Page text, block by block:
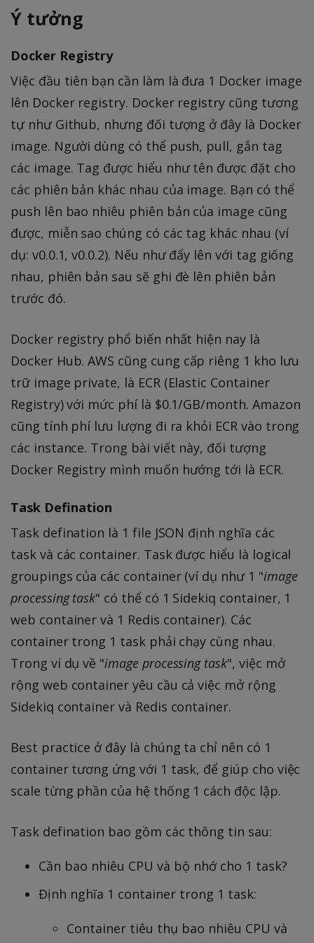
Ý tưởng
Docker Registry
Việc đầu tiên bạn cần làm là đưa 1 Docker image
lên Docker registry. Docker registry cũng tương
tự như Github, nhưng đối tượng ở đây là Docker
image. Người dùng có thể push, pull, gắn tag
các image. Tag được hiểu như tên được đặt cho
các phiên bản khác nhau của image. Bạn có thể
push lên bao nhiêu phiên bản của image cũng
được, miễn sao chúng có các tag khác nhau (ví
dụ: v0.0.1, v0.0.2). Nếu như đẩy lên với tag giống
nhau, phiên bản sau sẽ ghi đè lên phiên bản
trước đó.
Docker registry phổ biến nhất hiện nay là
Docker Hub. AWS cũng cung cấp riêng 1 kho lưu
trữ image private, là ECR (Elastic Container
Registry) với mức phí là $0.1/GB/month. Amazon
cũng tính phí lưu lượng đi ra khỏi ECR vào trong
các instance. Trong bài viết này, đối tượng
Docker Registry mình muốn hướng tới là ECR.
Task Defination
Task defination là 1 file JSON định nghĩa các
task và các container. Task được hiểu là logical
groupings của các container (ví dụ như 1 "image
processing task" có thể có 1 Sidekiq container, 1
web container và 1 Redis container). Các
container trong 1 task phải chạy cùng nhau.
Trong ví dụ về "image processing task", việc mở
rộng web container yêu cầu cả việc mở rộng
Sidekiq container và Redis container.
Best practice ở đây là chúng ta chỉ nên có 1
container tương ứng với 1 task, để giúp cho việc
scale từng phần của hệ thống 1 cách độc lập.
Task defination bao gồm các thông tin sau:
Cần bao nhiêu CPU và bộ nhớ cho 1 task?
Định nghĩa 1 container trong 1 task:
Container tiêu thụ bao nhiêu CPU và